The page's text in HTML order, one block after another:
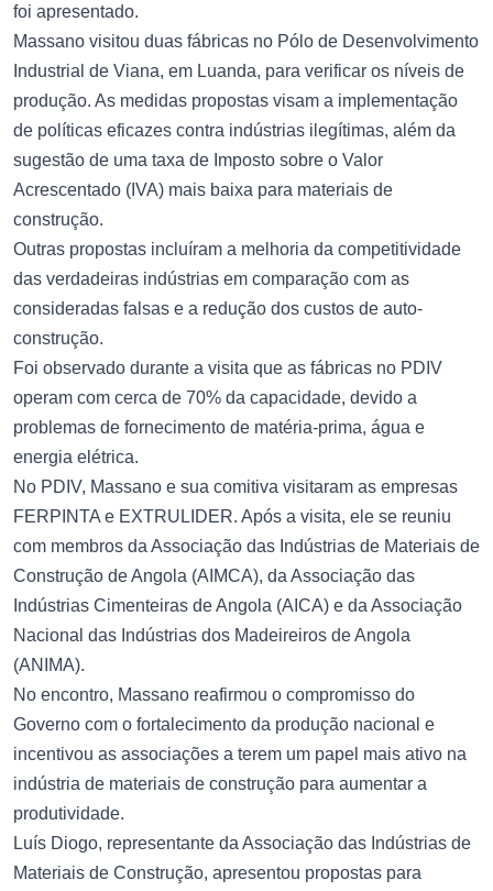
foi apresentado.
Massano visitou duas fábricas no Pólo de Desenvolvimento
Industrial de Viana, em Luanda, para verificar os níveis de
produção. As medidas propostas visam a implementação
de políticas eficazes contra indústrias ilegítimas, além da
sugestão de uma taxa de Imposto sobre o Valor
Acrescentado (IVA) mais baixa para materiais de
construção.
Outras propostas incluíram a melhoria da competitividade
das verdadeiras indústrias em comparação com as
consideradas falsas e a redução dos custos de auto-
construção.
Foi observado durante a visita que as fábricas no PDIV
operam com cerca de 70% da capacidade, devido a
problemas de fornecimento de matéria-prima, água e
energia elétrica.
No PDIV, Massano e sua comitiva visitaram as empresas
FERPINTA e EXTRULIDER. Após a visita, ele se reuniu
com membros da Associação das Indústrias de Materiais de
Construção de Angola (AIMCA), da Associação das
Indústrias Cimenteiras de Angola (AICA) e da Associação
Nacional das Indústrias dos Madeireiros de Angola
(ANIMA).
No encontro, Massano reafirmou o compromisso do
Governo com o fortalecimento da produção nacional e
incentivou as associações a terem um papel mais ativo na
indústria de materiais de construção para aumentar a
produtividade.
Luís Diogo, representante da Associação das Indústrias de
Materiais de Construção, apresentou propostas para